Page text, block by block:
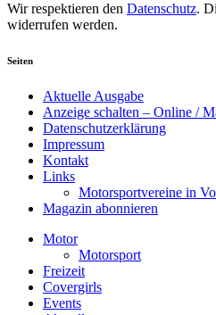
Wir respektieren den Datenschutz.
widerrufen werden.
Seiten
Aktuelle Ausgabe
Anzeige schalten – Online /
Datenschutzerklärung
Impressum
Kontakt
Links
Motorsportvereine in
Magazin abonnieren
Motor
Motorsport
Freizeit
Covergirls
Events